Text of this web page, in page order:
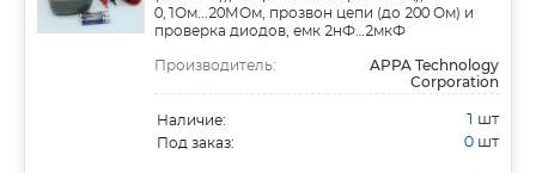
0,1Ом...20МОм, прозвон цепи (до 200 Ом) и
проверка диодов, емк 2нФ…2мкФ
Производитель:
APPA Technology
Corporation
Наличие: 1 шт
Под заказ: 0 шт